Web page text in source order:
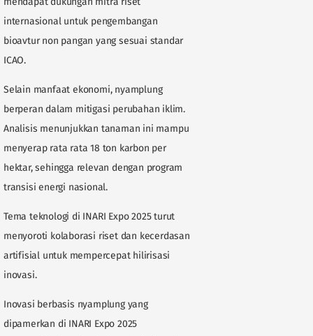
internasional untuk pengembangan
bioavtur non pangan yang sesuai standar
ICAO.
Selain manfaat ekonomi, nyamplung
berperan dalam mitigasi perubahan iklim.
Analisis menunjukkan tanaman ini mampu
menyerap rata rata 18 ton karbon per
hektar, sehingga relevan dengan program
transisi energi nasional.
Tema teknologi di INARI Expo 2025 turut
menyoroti kolaborasi riset dan kecerdasan
artifisial untuk mempercepat hilirisasi
inovasi.
Inovasi berbasis nyamplung yang
dipamerkan di INARI Expo 2025